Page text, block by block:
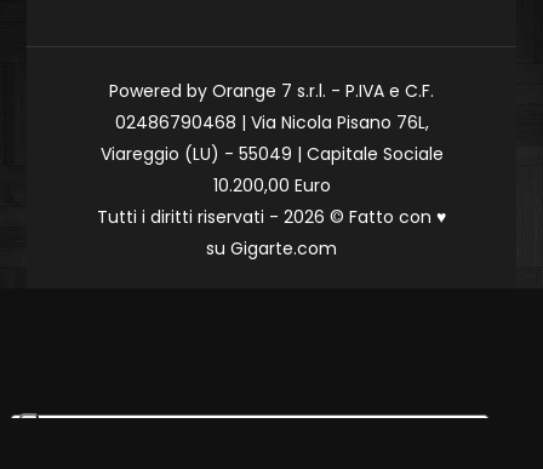
Powered by Orange 7 s.r.l. - P.IVA e C.F.
02486790468 | Via Nicola Pisano 76L,
Viareggio (LU) - 55049 | Capitale Sociale
10.200,00 Euro
Tutti i diritti riservati - 2026 © Fatto con ♥
su Gigarte.com